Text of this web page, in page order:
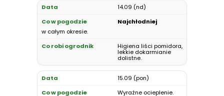
14.09 (nd)
Najchłodniej
w całym okresie.
Higiena liści pomidora,
lekkie dokarmianie
dolistne.
15.09 (pon)
Wyraźne ocieplenie.